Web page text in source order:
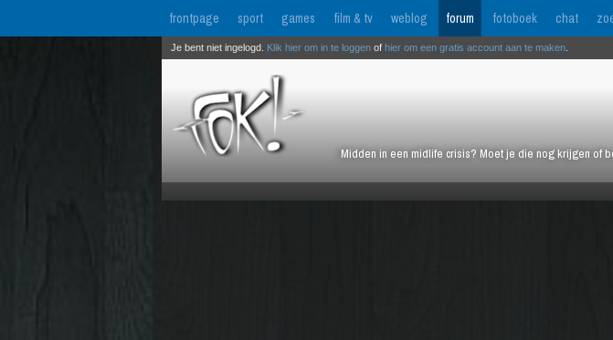
frontpage sport games film & tv weblog forum fotoboek chat
Midden in een midlife crisis? Moet je die nog krijgen of
Je bent niet ingelogd. Klik hier om in te loggen of hier om een gratis account aan te maken